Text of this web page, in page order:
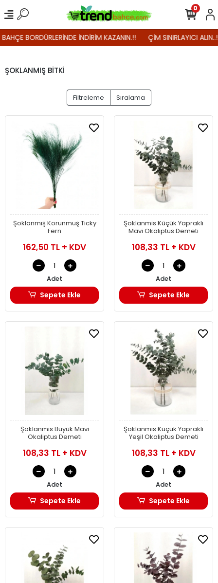
BORDÜRLERİNDE İNDİRİM KAZANIN.!! ÇİM SINIRLAYICI
0
ŞOKLANMIŞ BİTKİ
Filtreleme Sıralama
Şoklanmış Korunmuş Ticky
Fern
162,50 TL + KDV
Adet
Sepete Ekle
Şoklanmis Küçük Yapraklı
Mavi Okaliptus Demeti
108,33 TL + KDV
Adet
Sepete Ekle
Şoklanmis Büyük Mavi
Okaliptus Demeti
108,33 TL + KDV
Adet
Sepete Ekle
Şoklanmis Küçük Yapraklı
Yeşil Okaliptus Demeti
108,33 TL + KDV
Adet
Sepete Ekle